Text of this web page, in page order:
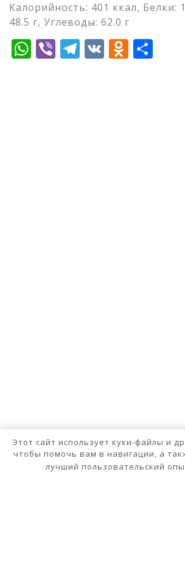
Калорийность: 401 ккал, Белки:
48.5 г, Углеводы: 62.0 г
WhatsApp
ViberTelegram
VK
Этот сайт использует куки-файлы и
чтобы помочь вам в навигации, а
лучший пользовательский